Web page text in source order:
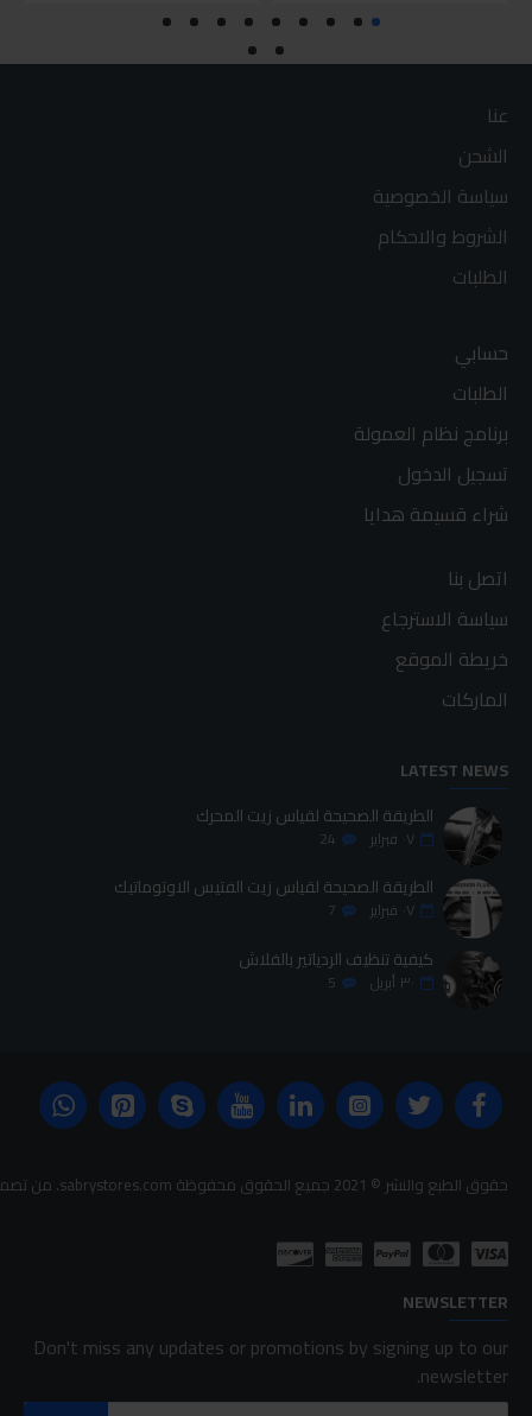
عنا
الشحن
سياسة الخصوصية
الشروط والاحكام
الطلبات
حسابي
الطلبات
برنامج نظام العمولة
تسجيل الدخول
شراء قسيمة هدايا
اتصل بنا
سياسة الاسترجاع
خريطة الموقع
الماركات
LATEST NEWS
الطريقة الصحيحة لقياس زيت المحرك
٠٧ فبراير 24
الطريقة الصحيحة لقياس زيت الفتيس الاوتوماتيك
٠٧ فبراير 7
كيفية تنظيف الردياتير بالفلاش
٣٠ أبريل 5
حقوق الطبع والنشر © 2021 جميع الحقوق محفوظة sabrystores.com. من تصميم-
NEWSLETTER
Don't miss any updates or promotions by signing up to our
newsletter.